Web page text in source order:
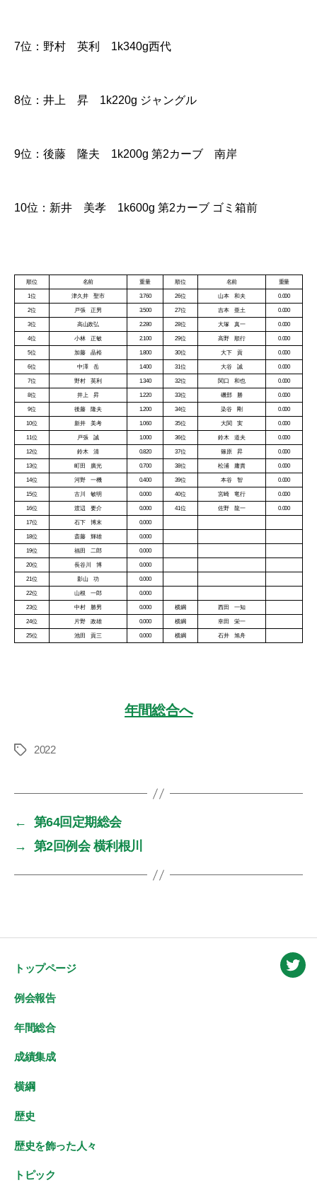
7位：野村 英利 1k340g西代
8位：井上 昇 1k220g ジャングル
9位：後藤 隆夫 1k200g 第2カーブ 南岸
10位：新井 美孝 1k600g 第2カーブ ゴミ箱前
順位 名前 重量 順位 名前 重量
1位 津久井 聖市 3.760 26位 山本 和夫 0.000
2位 戸張 正男 3.500 27位 吉本 亜土 0.000
3位 高山政弘 2.280 28位 大塚 真一 0.000
4位 小林 正敏 2.100 29位 高野 順行 0.000
5位 加藤 晶裕 1.800 30位 大下 貢 0.000
6位 中澤 岳 1.400 31位 大谷 誠 0.000
7位 野村 英利 1.340 32位 関口 和也 0.000
8位 井上 昇 1.220 33位 磯部 勝 0.000
9位 後藤 隆夫 1.200 34位 染谷 剛 0.000
10位 新井 美考 1.060 35位 大関 実 0.000
11位 戸張 誠 1.000 36位 鈴木 道夫 0.000
12位 鈴木 清 0.820 37位 篠原 昇 0.000
13位 町田 廣光 0.700 38位 松浦 庸貴 0.000
14位 河野 一機 0.400 39位 本谷 智 0.000
15位 古川 敏明 0.000 40位 宮崎 竜行 0.000
16位 渡辺 要介 0.000 41位 佐野 龍一 0.000
17位 石下 博末 0.000
18位 斎藤 輝雄 0.000
19位 福田 二郎 0.000
20位 長谷川 博 0.000
21位 影山 功 0.000
22位 山根 一郎 0.000
23位 中村 勝男 0.000 横綱 西田 一知
24位 片野 政雄 0.000 横綱 幸田 栄一
25位 池田 貢三 0.000 横綱 石井 旭舟
年間総合へ
タ
2022
←
第64回定期総会
→
第2回例会 横利根川
トップページ
例会報告
年間総合
成績集成
横綱
歴史
歴史を飾った人々
トピック